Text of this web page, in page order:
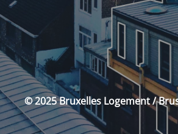
© 2025 Bruxelles Logement /